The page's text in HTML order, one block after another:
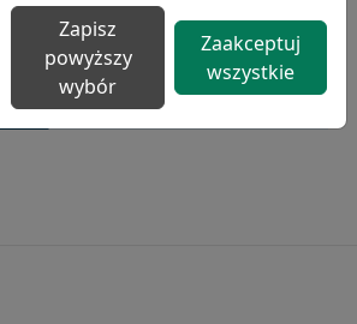
Zapisz
powyższy
wybór
Zaakceptuj
wszystkie